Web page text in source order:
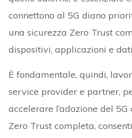
connettono al 5G diano
una sicurezza Zero Trust
dispositivi, applicazioni e
È fondamentale, quindi,
service provider e partner,
accelerare l’adozione del
Zero Trust completa,